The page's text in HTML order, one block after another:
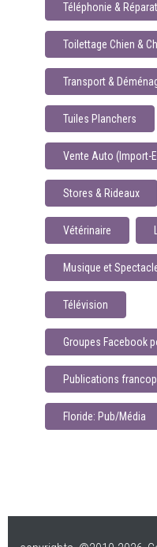
Téléphonie &
Toilettage Chien &
Transport &
Tuiles Planchers
Vente Auto (Import-
Stores & Rideaux
Vétérinaire
Musique et
Télévision
Groupes Facebook
Publications
Floride: Pub/Média